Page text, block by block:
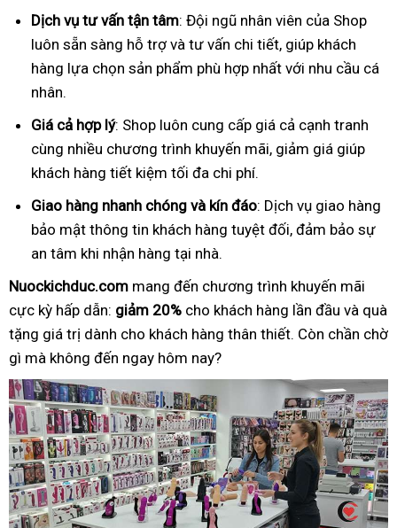
Dịch vụ tư vấn tận tâm: Đội ngũ nhân viên của Shop
luôn sẵn sàng hỗ trợ và tư vấn chi tiết, giúp khách
hàng lựa chọn sản phẩm phù hợp nhất với nhu cầu cá
nhân.
Giá cả hợp lý: Shop luôn cung cấp giá cả cạnh tranh
cùng nhiều chương trình khuyến mãi, giảm giá giúp
khách hàng tiết kiệm tối đa chi phí.
Giao hàng nhanh chóng và kín đáo: Dịch vụ giao hàng
bảo mật thông tin khách hàng tuyệt đối, đảm bảo sự
an tâm khi nhận hàng tại nhà.
Nuockichduc.com mang đến chương trình khuyến mãi
cực kỳ hấp dẫn: giảm 20% cho khách hàng lần đầu và quà
tặng giá trị dành cho khách hàng thân thiết. Còn chần chờ
gì mà không đến ngay hôm nay?